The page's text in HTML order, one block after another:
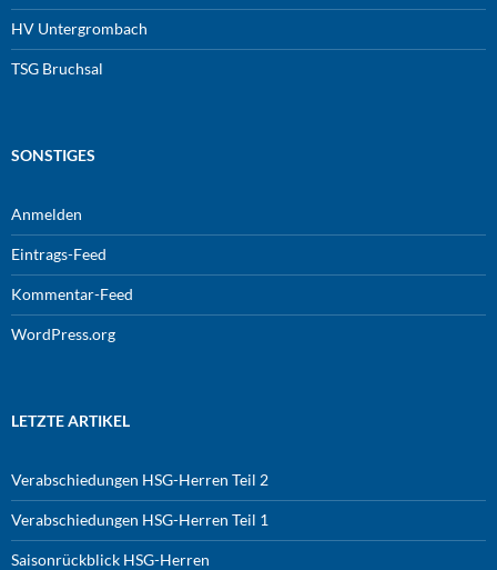
HV Untergrombach
TSG Bruchsal
SONSTIGES
Anmelden
Eintrags-Feed
Kommentar-Feed
WordPress.org
LETZTE ARTIKEL
Verabschiedungen HSG-Herren Teil 2
Verabschiedungen HSG-Herren Teil 1
Saisonrückblick HSG-Herren